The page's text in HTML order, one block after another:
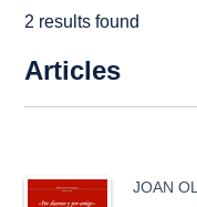
2 results found
Articles
JOAN